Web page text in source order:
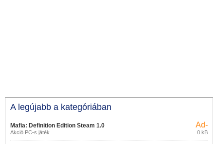
A legújabb a kategóriában
Mafia: Definition Edition Steam 1.0
Akció PC-s játék
Ad-
supported
0 kB